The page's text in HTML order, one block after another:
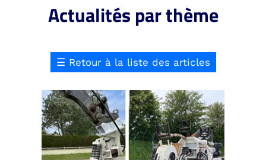
Actualités par thème
☰ Retour à la liste des articles